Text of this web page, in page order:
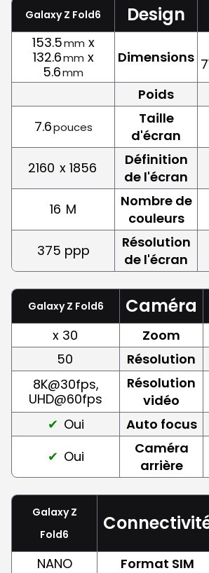
Galaxy Z Fold6 Design
153.5mm x
132.6mm x
5.6mm
Dimensions
Poids
7.6pouces
Taille
d'écran
2160 x 1856
Définition
de l'écran
16 M
Nombre de
couleurs
375 ppp
Résolution
de l'écran
Galaxy Z Fold6 Caméra
x 30 Zoom
50
Résolution
8K@30fps,
UHD@60fps
Résolution
vidéo
Oui
Auto focus
Oui
Caméra
arrière
Galaxy Z
Fold6
NANO Format SIM